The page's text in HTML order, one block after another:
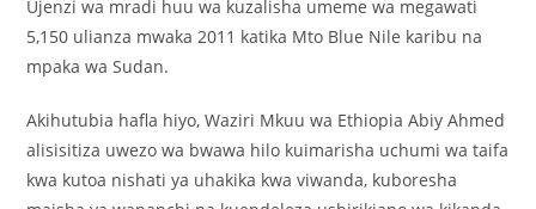
Ujenzi wa mradi huu wa kuzalisha umeme wa megawati
5,150 ulianza mwaka 2011 katika Mto Blue Nile karibu na
mpaka wa Sudan.
Akihutubia hafla hiyo, Waziri Mkuu wa Ethiopia Abiy Ahmed
alisisitiza uwezo wa bwawa hilo kuimarisha uchumi wa taifa
kwa kutoa nishati ya uhakika kwa viwanda, kuboresha